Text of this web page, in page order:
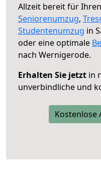
Allzeit bereit für Ihren
Seniorenumzug,
Studentenumzug in
oder eine optimale
nach Wernigerode.
Erhalten Sie jetzt in
unverbindliche und
Kostenlose